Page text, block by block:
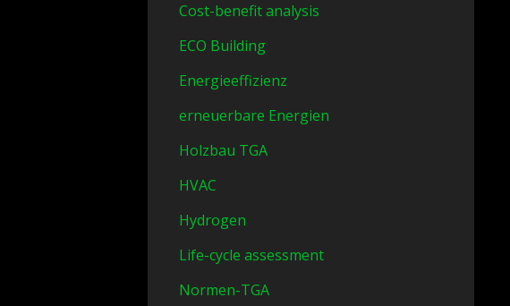
Cost-benefit analysis
ECO Building
Energieeffizienz
erneuerbare Energien
Holzbau TGA
HVAC
Hydrogen
Life-cycle assessment
Normen-TGA